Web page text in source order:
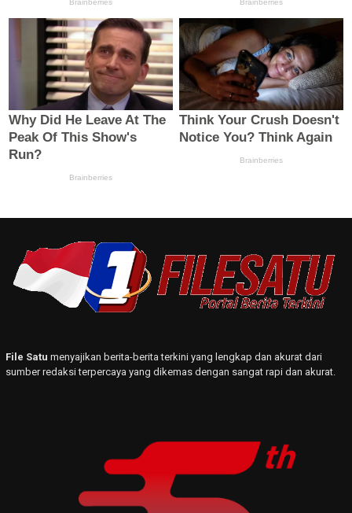
File Satu menyajikan berita-berita terkini yang lengkap dan akurat dari
sumber redaksi terpercaya yang dikemas dengan sangat rapi dan akurat.